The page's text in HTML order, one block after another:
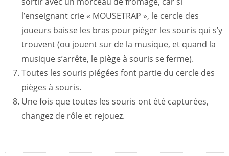
l’enseignant crie « MOUSETRAP », le cercle des
joueurs baisse les bras pour piéger les souris qui s’y
trouvent (ou jouent sur de la musique, et quand la
musique s’arrête, le piège à souris se ferme).
Toutes les souris piégées font partie du cercle des
pièges à souris.
Une fois que toutes les souris ont été capturées,
changez de rôle et rejouez.